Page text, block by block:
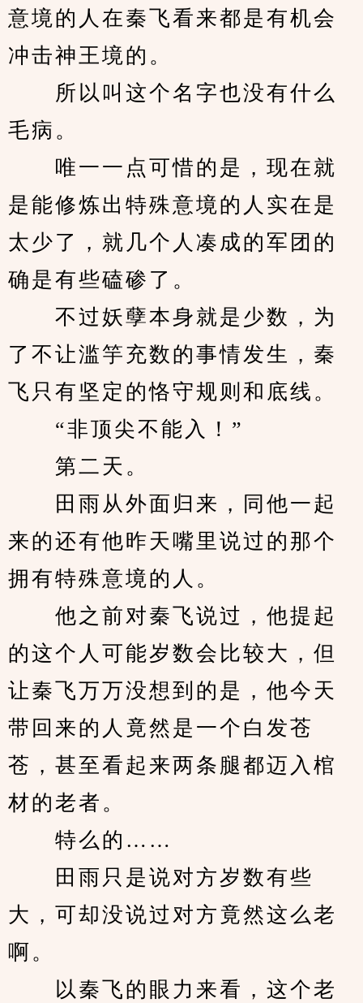
意境的人在秦飞看来都是有机会
冲击神王境的。
所以叫这个名字也没有什么
毛病。
唯一一点可惜的是，现在就
是能修炼出特殊意境的人实在是
太少了，就几个人凑成的军团的
确是有些磕碜了。
不过妖孽本身就是少数，为
了不让滥竽充数的事情发生，秦
飞只有坚定的恪守规则和底线。
“非顶尖不能入！”
第二天。
田雨从外面归来，同他一起
来的还有他昨天嘴里说过的那个
拥有特殊意境的人。
他之前对秦飞说过，他提起
的这个人可能岁数会比较大，但
让秦飞万万没想到的是，他今天
带回来的人竟然是一个白发苍
苍，甚至看起来两条腿都迈入棺
材的老者。
特么的……
田雨只是说对方岁数有些
大，可却没说过对方竟然这么老
啊。
以秦飞的眼力来看，这个老